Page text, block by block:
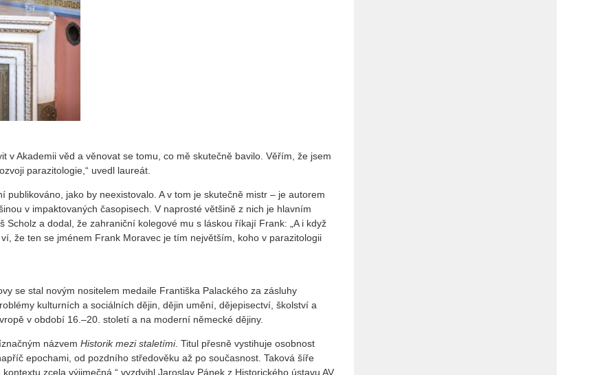
v Akademii věd a věnovat se tomu, co mě skutečně bavilo. Věřím, že jsem
parazitologie,“ uvedl laureát.
jako by neexistovalo. A v tom je skutečně mistr – je autorem
v impaktovaných časopisech. V naprosté většině z nich je hlavním
Scholz a dodal, že zahraniční kolegové mu s láskou říkají Frank: „A i když
že ten se jménem Frank Moravec je tím největším, koho v parazitologii
se stal novým nositelem medaile Františka Palackého za zásluhy
kulturních a sociálních dějin, dějin umění, dějepisectví, školství a
v období 16.–20. století a na moderní německé dějiny.
názvem Historik mezi staletími. Titul přesně vystihuje osobnost
epochami, od pozdního středověku až po současnost. Taková šíře
zcela výjimečná,“ vyzdvihl Jaroslav Pánek z Historického ústavu AV